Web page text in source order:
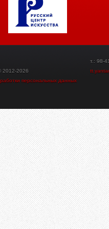
2012-2026
персональных данных
т.: 98-41-